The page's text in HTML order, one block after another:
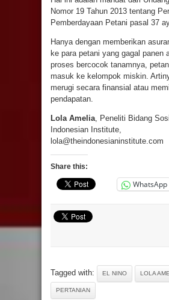
Nomor 19 Tahun 2013 tentang
Pemberdayaan Petani pasal 37
Hanya dengan memberikan
ke para petani yang gagal panen
proses bercocok tanamnya,
masuk ke kelompok miskin.
merugi secara finansial atau
pendapatan.
Lola Amelia, Peneliti Bidang
Indonesian Institute,
lola@theindonesianinstitute.com
Share this:
WhatsApp
Tagged with: EL NINO LOLA
PERTANIAN